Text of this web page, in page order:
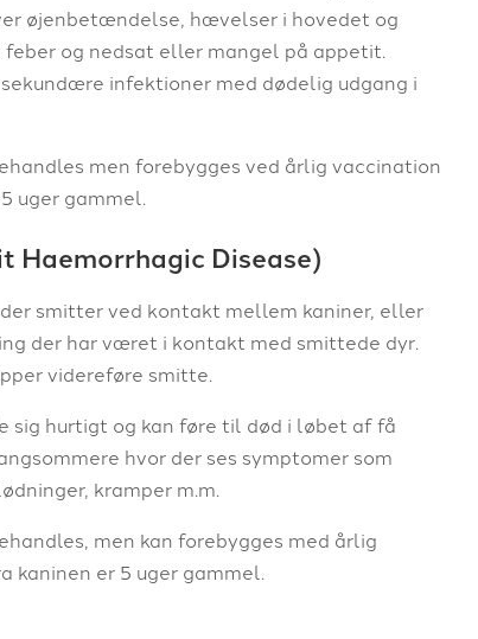
øjenbetændelse, hævelser i hovedet og
og nedsat eller mangel på appetit.
infektioner med dødelig udgang i
men forebygges ved årlig vaccination
uger gammel.
Haemorrhagic Disease)
smitter ved kontakt mellem kaniner, eller
der har været i kontakt med smittede dyr.
videreføre smitte.
sig hurtigt og kan føre til død i løbet af få
hvor der ses symptomer som
kramper m.m.
men kan forebygges med årlig
kaninen er 5 uger gammel.​